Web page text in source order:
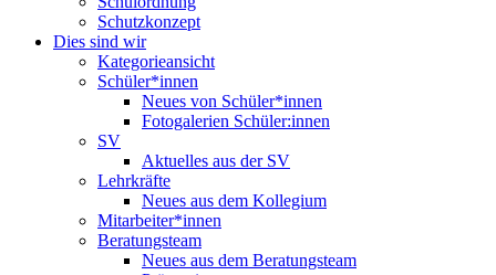
Schutzkonzept
Dies sind wir
Kategorieansicht
Schüler*innen
Neues von Schüler*innen
Fotogalerien Schüler:innen
SV
Aktuelles aus der SV
Lehrkräfte
Neues aus dem Kollegium
Mitarbeiter*innen
Beratungsteam
Neues aus dem Beratungsteam